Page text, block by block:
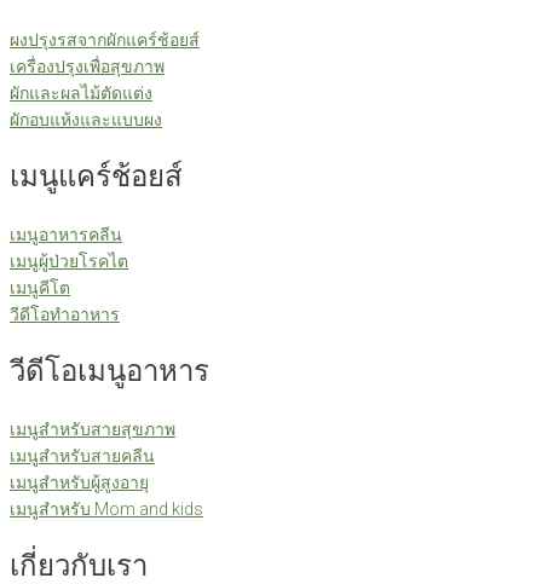
ผงปรุงรสจากผักแคร์ช้อยส์
เครื่องปรุงเพื่อสุขภาพ
ผักและผลไม้ตัดแต่ง
ผักอบแห้งและแบบผง
เมนูแคร์ช้อยส์
เมนูอาหารคลีน
เมนูผู้ป่วยโรคไต
เมนูคีโต
วีดีโอทำอาหาร
วีดีโอเมนูอาหาร
เมนูสำหรับสายสุขภาพ
เมนูสำหรับสายคลีน
เมนูสำหรับผู้สูงอายุ
เมนูสำหรับ Mom and kids
เกี่ยวกับเรา